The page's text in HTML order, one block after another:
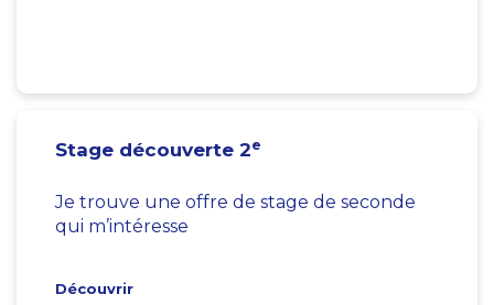
Stage découverte 2e
Je trouve une offre de stage de seconde
qui m’intéresse
Découvrir